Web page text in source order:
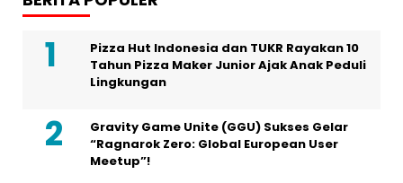
Pizza Hut Indonesia dan TUKR Rayakan 10
Tahun Pizza Maker Junior Ajak Anak Peduli
Lingkungan
Gravity Game Unite (GGU) Sukses Gelar
“Ragnarok Zero: Global European User
Meetup”!